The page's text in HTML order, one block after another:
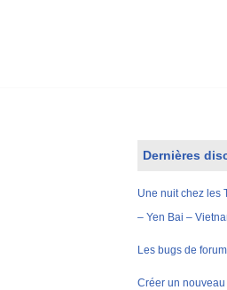
Dernières
Une nuit chez les
– Yen Bai –
Les bugs de
Créer un